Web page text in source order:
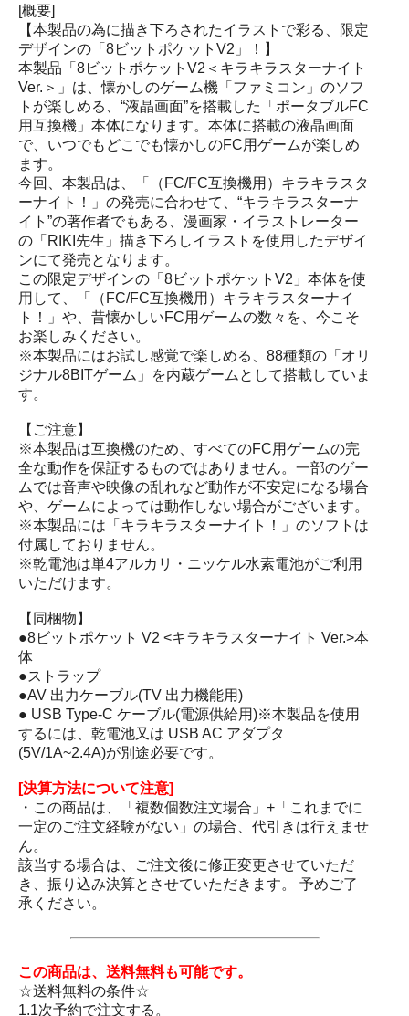
[概要]
【本製品の為に描き下ろされたイラストで彩る、限定
デザインの「8ビットポケットV2」！】
本製品「8ビットポケットV2＜キラキラスターナイト
Ver.＞」は、懐かしのゲーム機「ファミコン」のソフ
トが楽しめる、“液晶画面”を搭載した「ポータブルFC
用互換機」本体になります。本体に搭載の液晶画面
で、いつでもどこでも懐かしのFC用ゲームが楽しめ
ます。
今回、本製品は、「（FC/FC互換機用）キラキラスタ
ーナイト！」の発売に合わせて、“キラキラスターナ
イト”の著作者でもある、漫画家・イラストレーター
の「RIKI先生」描き下ろしイラストを使用したデザイ
ンにて発売となります。
この限定デザインの「8ビットポケットV2」本体を使
用して、「（FC/FC互換機用）キラキラスターナイ
ト！」や、昔懐かしいFC用ゲームの数々を、今こそ
お楽しみください。
※本製品にはお試し感覚で楽しめる、88種類の「オリ
ジナル8BITゲーム」を内蔵ゲームとして搭載していま
す。
【ご注意】
※本製品は互換機のため、すべてのFC用ゲームの完
全な動作を保証するものではありません。一部のゲー
ムでは音声や映像の乱れなど動作が不安定になる場合
や、ゲームによっては動作しない場合がございます。
※本製品には「キラキラスターナイト！」のソフトは
付属しておりません。
※乾電池は単4アルカリ・ニッケル水素電池がご利用
いただけます。
【同梱物】
●8ビットポケット V2 <キラキラスターナイト Ver.>本
体
●ストラップ
●AV 出力ケーブル(TV 出力機能用)
● USB Type-C ケーブル(電源供給用)※本製品を使用
するには、乾電池又は USB AC アダプタ
(5V/1A~2.4A)が別途必要です。
[決算方法について注意]
・この商品は、「複数個数注文場合」+「これまでに
一定のご注文経験がない」の場合、代引きは行えませ
ん。
該当する場合は、ご注文後に修正変更させていただ
き、振り込み決算とさせていただきます。 予めご了
承ください。
この商品は、送料無料も可能です。
☆送料無料の条件☆
1.1次予約で注文する。